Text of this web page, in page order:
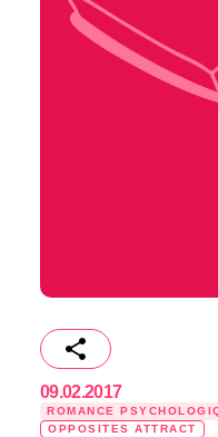
09.02.2017
ROMANCE
OPPOSITES ATTRACT